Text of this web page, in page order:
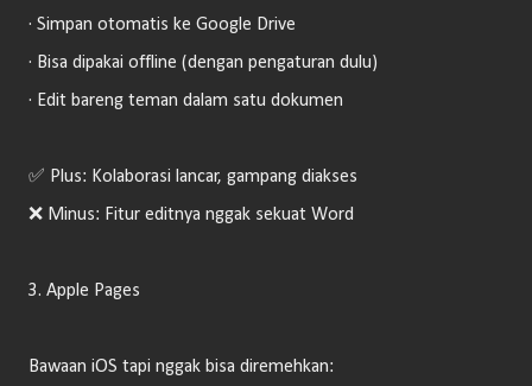
· Simpan otomatis ke Google Drive
· Bisa dipakai offline (dengan pengaturan dulu)
· Edit bareng teman dalam satu dokumen
✅ Plus: Kolaborasi lancar, gampang diakses
❌ Minus: Fitur editnya nggak sekuat Word
3. Apple Pages
Bawaan iOS tapi nggak bisa diremehkan: